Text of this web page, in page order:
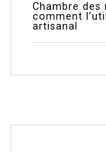
Chambre des
comment
artisanal